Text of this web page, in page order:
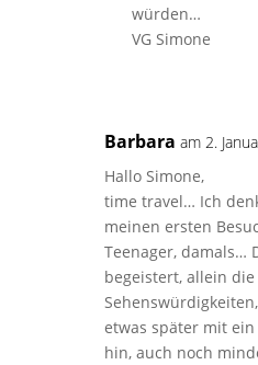
würden…
VG Simone
Barbara am 2.
Hallo Simone,
time travel… Ich
meinen ersten
Teenager, damals…
begeistert, allein die
etwas später mit
hin, auch noch